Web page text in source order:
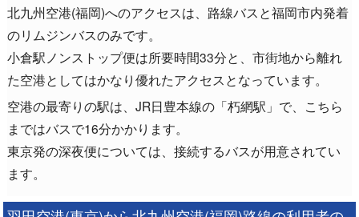
北九州空港(福岡)へのアクセスは、路線バスと福岡市内発着
のリムジンバスのみです。
小倉駅ノンストップ便は所要時間33分と、市街地から離れ
た空港としてはかなり優れたアクセスとなっています。
空港の最寄りの駅は、JR日豊本線の「朽網駅」で、こちら
まではバスで16分かかります。
東京発の深夜便については、接続するバスが用意されてい
ます。